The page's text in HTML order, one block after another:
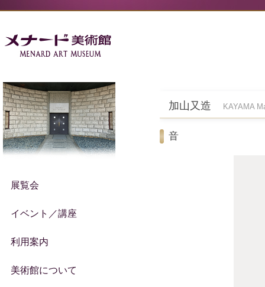
加山又造 KAYAMA
音
展覧会
イベント／講座
利用案内
美術館について